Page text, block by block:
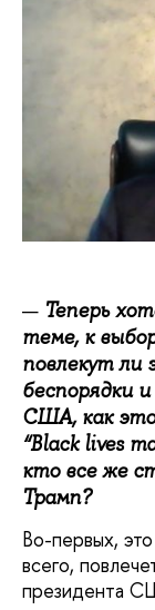
Теперь
теме, к
повлекут ли
беспорядки
США, как
“Black lives
кто все же
Трамп?
Во-первых,
всего,
президента